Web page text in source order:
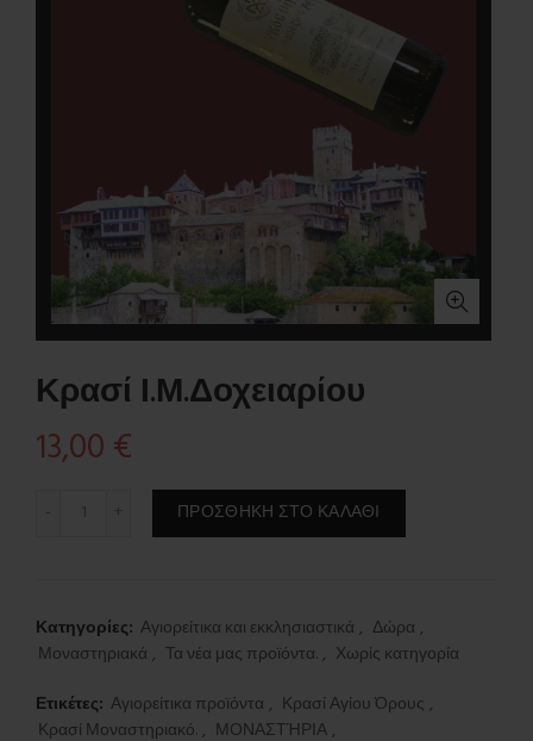
Κρασί Ι.Μ.Δοχειαρίου
13,00 €
Κρασί Ι.Μ.Δοχειαρίου ποσότητα
ΠΡΟΣΘΉΚΗ ΣΤΟ ΚΑΛΆΘΙ
Κατηγορίες: Αγιορείτικα και εκκλησιαστικά , Δώρα ,
Μοναστηριακά , Τα νέα μας προϊόντα., Χωρίς κατηγορία
Ετικέτες: Αγιορείτικα προϊόντα , Κρασί Αγίου Όρους ,
Κρασί Μοναστηριακό., ΜΟΝΑΣΤΉΡΙΑ,